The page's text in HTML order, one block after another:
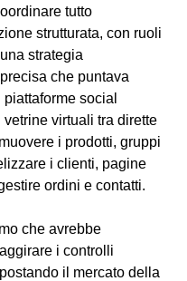
tutto
strutturata, con ruoli
strategia
che puntava
social
vetrine virtuali tra dirette
i prodotti, gruppi
i clienti, pagine
ordini e contatti.
che avrebbe
i controlli
il mercato della